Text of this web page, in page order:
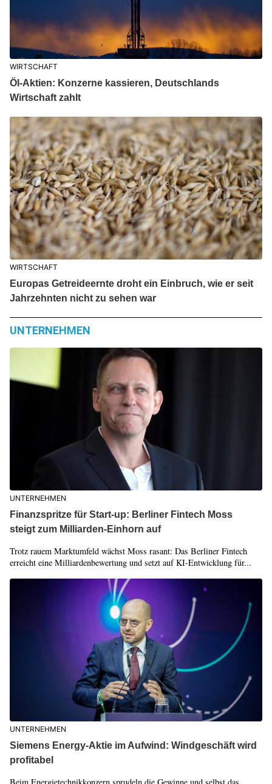
WIRTSCHAFT
Öl-Aktien: Konzerne kassieren, Deutschlands
Wirtschaft zahlt
WIRTSCHAFT
Europas Getreideernte droht ein Einbruch, wie er seit
Jahrzehnten nicht zu sehen war
UNTERNEHMEN
UNTERNEHMEN
Finanzspritze für Start-up: Berliner Fintech Moss
steigt zum Milliarden-Einhorn auf
Trotz rauem Marktumfeld wächst Moss rasant: Das Berliner Fintech
erreicht eine Milliardenbewertung und setzt auf KI-Entwicklung für...
UNTERNEHMEN
Siemens Energy-Aktie im Aufwind: Windgeschäft wird
profitabel